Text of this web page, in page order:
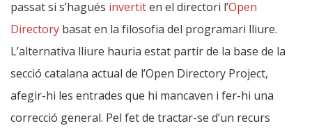
passat si s’hagués invertiten el directori l’Open
Directory basat en la filosofia del programari lliure.
L’alternativa lliure hauria estat partir de la base de la
secció catalana actual de l’Open Directory Project,
afegir-hi les entrades que hi mancaven i fer-hi una
correcció general. Pel fet de tractar-se d’un recurs